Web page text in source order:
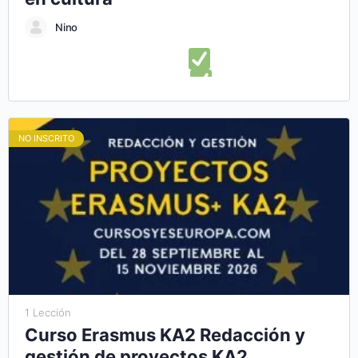
Nino
para el diseño de una estructura de plan de negocios
Presentar con éxito un plan de negocio cultural
Descubrir
herramientas para diseñar un plan de empresa cultural
Aprender a administrar y ejecutar correctamente tu plan de
NO INSCRITO
1 Lección
Curso Erasmus KA2 Redacción y